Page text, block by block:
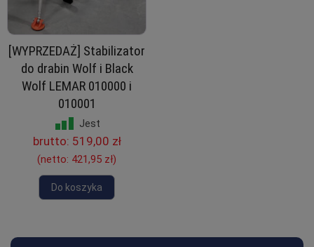
[WYPRZEDAŻ] Stabilizator
do drabin Wolf i Black
Wolf LEMAR 010000 i
010001
Jest
brutto: 519,00 zł
(netto: 421,95 zł)
Do koszyka